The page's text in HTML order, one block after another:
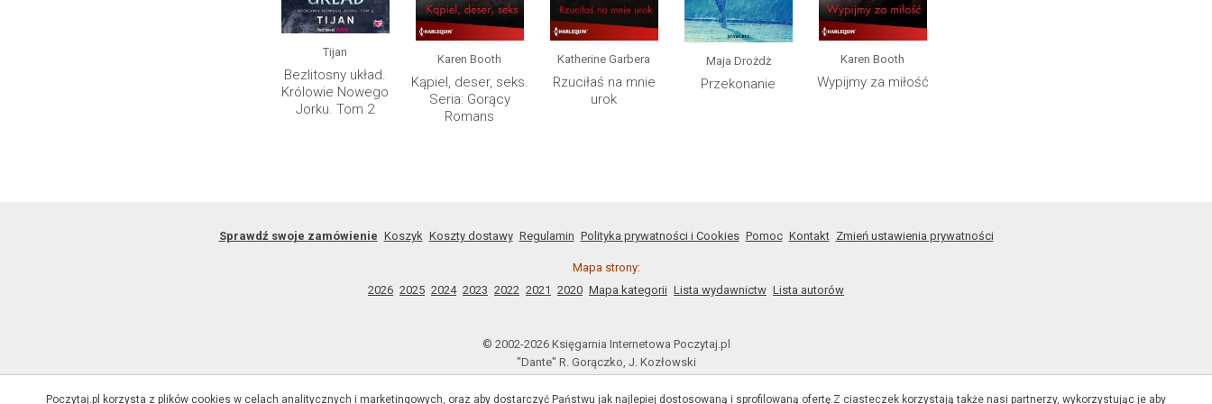
Tijan
Bezlitosny układ.
Królowie Nowego
Jorku. Tom 2
Karen Booth
Kąpiel, deser, seks.
Seria: Gorący
Romans
Katherine Garbera
Rzuciłaś na mnie
urok
Maja Drożdż
Przekonanie
Karen Booth
Wypijmy za miłość
Sprawdź swoje zamówienie Koszyk Koszty dostawy Regulamin Polityka prywatności i Cookies Pomoc Kontakt Zmień ustawienia prywatności
Mapa strony:
2026 2025 2024 2023 2022 2021 2020 Mapa kategorii Lista wydawnictw Lista autorów
© 2002-2026 Księgarnia Internetowa Poczytaj.pl
"Dante" R. Gorączko, J. Kozłowski
Konto Bankowe nr: 66114020040000330286826476
Poczytaj.pl korzysta z plików cookies w celach analitycznych i marketingowych, oraz aby dostarczyć Państwu jak najlepiej dostosowaną i sprofilowaną ofertę.Z ciasteczek korzystają także nasi partnerzy, wykorzystując je aby